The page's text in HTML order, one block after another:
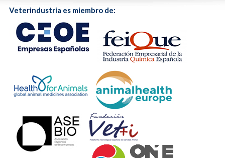
Veterindustria es miembro de: